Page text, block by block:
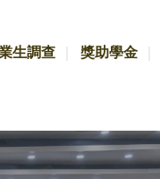
生調查 獎助學金